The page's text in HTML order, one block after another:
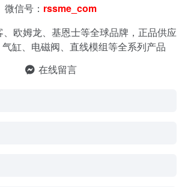
微信号： rssme_com
欧姆龙、基恩士等全球品牌，正品供应
缸、电磁阀、直线模组等全系列产品
在线留言